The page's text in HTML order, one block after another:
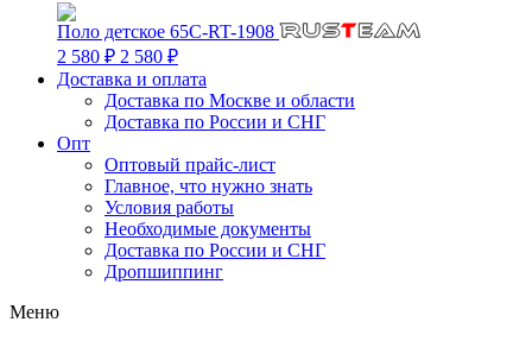
Поло детское 65C-RT-1908
2 580 ₽ 2 580 ₽
Доставка и оплата
Доставка по Москве и области
Доставка по России и СНГ
Опт
Оптовый прайс-лист
Главное, что нужно знать
Условия работы
Необходимые документы
Доставка по России и СНГ
Дропшиппинг
Меню